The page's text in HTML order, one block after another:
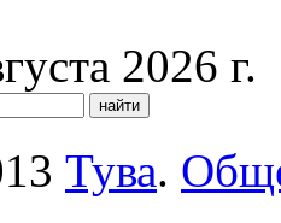
2026 г.
Тува.